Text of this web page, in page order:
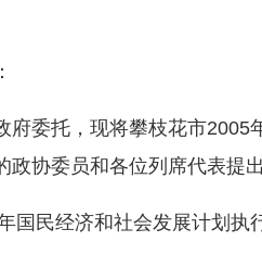
委托，现将攀枝花市2005
政协委员和各位列席代表提出
民经济和社会发展计划执